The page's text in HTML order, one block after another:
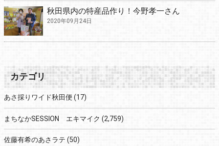
秋田県内の特産品作り！今野孝一さん
2020年09月24日
カテゴリ
あさ採りワイド秋田便 (17)
まちなかSESSION エキマイク (2,759)
佐藤有希のあさラテ (50)